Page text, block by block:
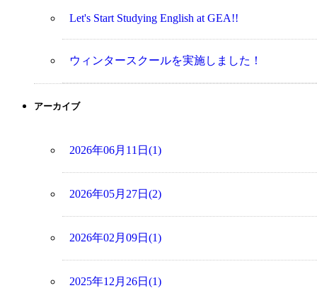
Let's Start Studying English at GEA!!
ウィンタースクールを実施しました！
アーカイブ
2026年06月11日(1)
2026年05月27日(2)
2026年02月09日(1)
2025年12月26日(1)